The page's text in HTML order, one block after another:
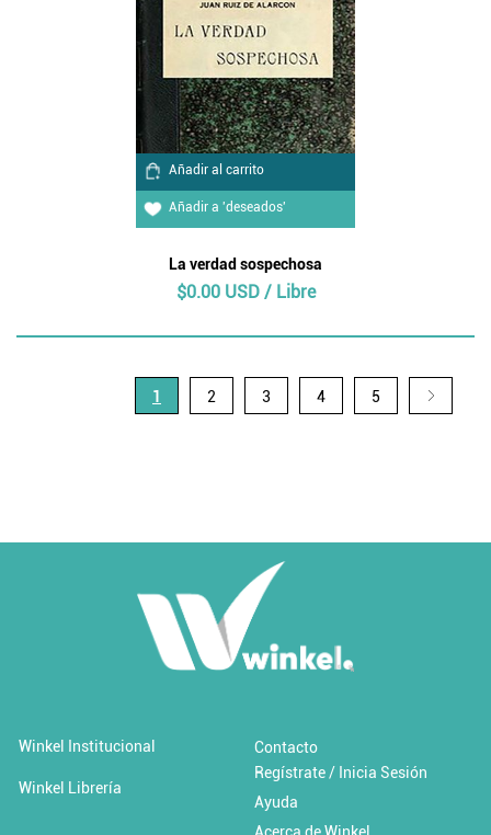
Añadir al carrito
Añadir a 'deseados'
La verdad sospechosa
$0.00 USD / Libre
1 2 3 4 5
Winkel Institucional
Winkel Librería
Contacto
Regístrate / Inicia Sesión
Ayuda
Acerca de Winkel